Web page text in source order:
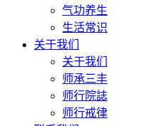
气功养生
生活常识
关于我们
关于我们
师承三丰
师行院誌
师行戒律